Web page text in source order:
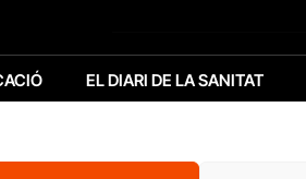
EL DIARI DE LA SANITAT